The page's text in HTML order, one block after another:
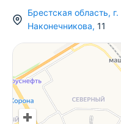
Брестская область, г.
Наконечникова, 11